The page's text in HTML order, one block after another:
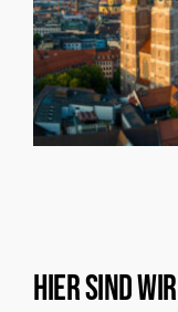
Hier Sind